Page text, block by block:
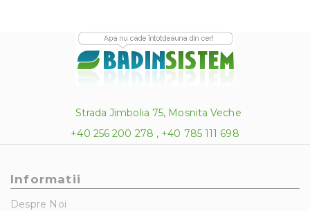
Strada Jimbolia 75, Mosnita Veche
+40 256 200 278 , +40 785 111 698
Informatii
Despre Noi